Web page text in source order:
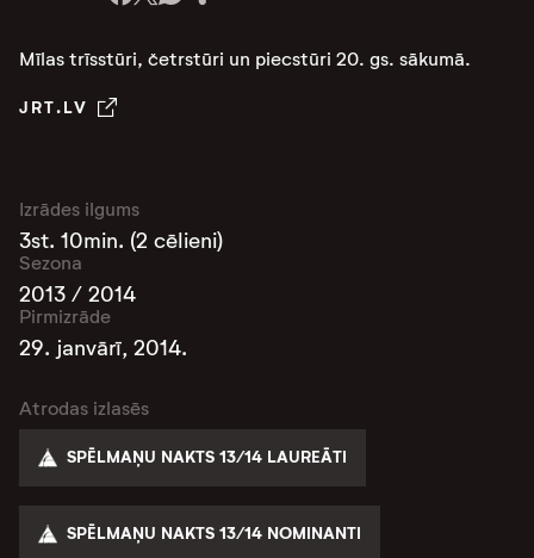
Mīlas trīsstūri, četrstūri un piecstūri 20. gs. sākumā.
JRT.LV
Izrādes ilgums
3st. 10min. (2 cēlieni)
Sezona
2013 / 2014
Pirmizrāde
29. janvārī, 2014.
Atrodas izlasēs
SPĒLMAŅU NAKTS 13/14 LAUREĀTI
SPĒLMAŅU NAKTS 13/14 NOMINANTI